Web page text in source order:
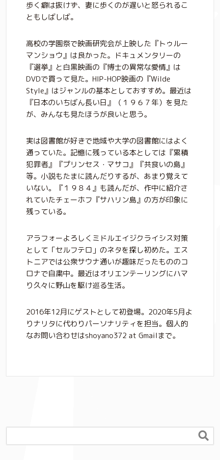
歩く癖は抜けず、妻に歩くのが遅いと怒られるこ
ともしばしば。
高校の学園祭で映画研究会が上映した『トゥルー
マンショウ』は良かった。ドキュメンタリーの
『選挙』と白黒映画の『博士の異常な愛情』は
DVDで買って見た。HIP-HOP映画の『Wilde
Style』はジャンルの基本としておすすめ。最近は
『日本のいちばん長い日』（１９６７年）を見た
が、みんなも見たほうが良いと思う。
実は図書館が好きで地域や大学の図書館にはよく
通っていた。記憶に残っている本としては『累積
犯罪者』『プリンセス・マサコ』『共食いの島』
等。小説もたまに読んだりするが、あまり覚えて
いない。『１９８４』も読んだが、作中に紹介さ
れていたチェーホフ『サハリン島』の方が印象に
残っている。
アラフォーよろしくミドルエイジクライシス対策
として「セルフテロ」のネタを探し初めた。エス
トニアでは公衆サウナ通いが趣味だったもののコ
ロナで自粛中。最近はオリエンテーリングにハマ
り久々に野山を駆け巡る生活。
2016年12月にゲストとして初登場。2020年5月よ
りナリタに代わりパーソナリティを担当。個人的
なお問い合わせはshoyano372 at Gmailまで。
